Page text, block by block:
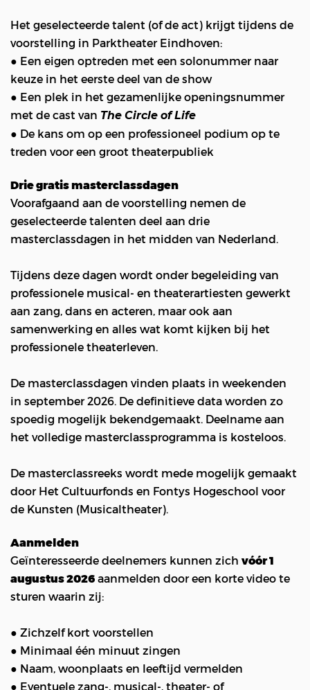
Het geselecteerde talent (of de act) krijgt tijdens de
voorstelling in Parktheater Eindhoven:
● Een eigen optreden met een solonummer naar
keuze in het eerste deel van de show
● Een plek in het gezamenlijke openingsnummer
met de cast van The Circle of Life
● De kans om op een professioneel podium op te
treden voor een groot theaterpubliek
Drie gratis masterclassdagen
Voorafgaand aan de voorstelling nemen de
geselecteerde talenten deel aan drie
masterclassdagen in het midden van Nederland.
Tijdens deze dagen wordt onder begeleiding van
professionele musical- en theaterartiesten gewerkt
aan zang, dans en acteren, maar ook aan
samenwerking en alles wat komt kijken bij het
professionele theaterleven.
De masterclassdagen vinden plaats in weekenden
in september 2026. De definitieve data worden zo
spoedig mogelijk bekendgemaakt. Deelname aan
het volledige masterclassprogramma is kosteloos.
De masterclassreeks wordt mede mogelijk gemaakt
door Het Cultuurfonds en Fontys Hogeschool voor
de Kunsten (Musicaltheater).
Aanmelden
Geïnteresseerde deelnemers kunnen zich vóór 1
augustus 2026 aanmelden door een korte video te
sturen waarin zij:
● Zichzelf kort voorstellen
● Minimaal één minuut zingen
● Naam, woonplaats en leeftijd vermelden
● Eventuele zang-, musical-, theater- of